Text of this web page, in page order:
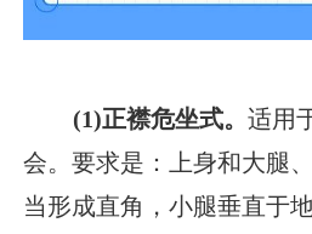
(1)正襟危坐式。适用
会。要求是：上身和大腿
当形成直角，小腿垂直于